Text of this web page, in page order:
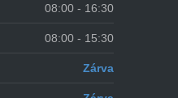
08:00 - 16:30
08:00 - 15:30
Zárva